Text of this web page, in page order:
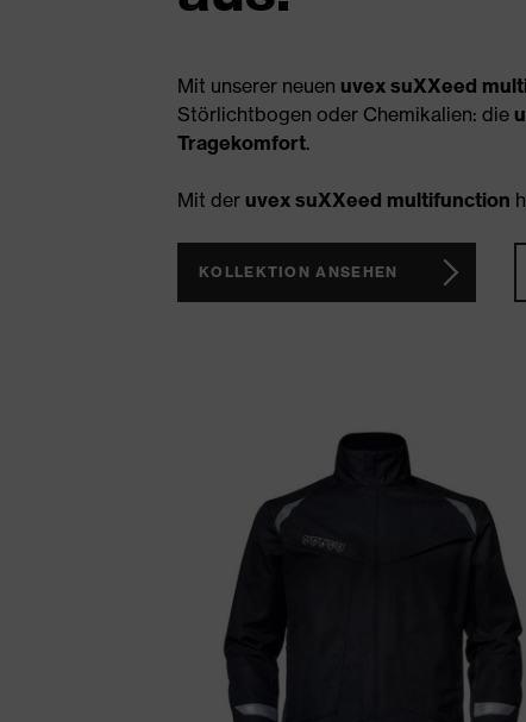
Mit unserer neuen uvex suXXeed
Störlichtbogen oder Chemikalien: die
Tragekomfort.
Mit der uvex suXXeed multifunction
KOLLEKTION ANSEHEN